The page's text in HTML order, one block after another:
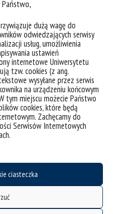
dużą wagę do
odwiedzających serwisy
usług, umożliwienia
ustawień
internetowe Uniwersytetu
tzw. cookies (z ang.
wysyłane przez serwis
na urządzeniu końcowym
tym miejscu możecie Państwo
cookies, które będą
Zachęcamy do
Serwisów Internetowych
ciasteczka
Naturalnej. Wykład
2022 r. o
Podczas
główne fakty
ocieplenia na świat
rok botaniki
roślinność